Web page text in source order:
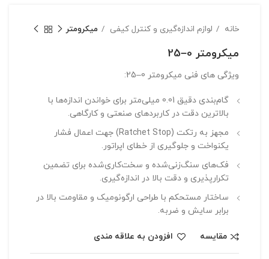
خانه لوازم اندازه‌گیری و کنترل کیفی میکرومتر
میکرومتر 0–25
ویژگی های فنی میکرومتر 0–25:
گام‌بندی دقیق 0.01 میلی‌متر
برای خواندن اندازه‌ها با
بالاترین دقت در کاربردهای صنعتی و کارگاهی.
مجهز به رتکت (Ratchet Stop)
جهت اعمال فشار
یکنواخت و جلوگیری از خطای اپراتور.
فک‌های سنگ‌زنی‌شده و سخت‌کاری‌شده برای تضمین
تکرارپذیری و دقت بالا در اندازه‌گیری.
ساختار مستحکم با طراحی ارگونومیک و مقاومت بالا در
برابر سایش و ضربه.
مقایسه افزودن به علاقه مندی